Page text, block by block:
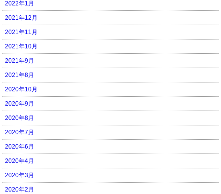
2022年1月
2021年12月
2021年11月
2021年10月
2021年9月
2021年8月
2020年10月
2020年9月
2020年8月
2020年7月
2020年6月
2020年4月
2020年3月
2020年2月